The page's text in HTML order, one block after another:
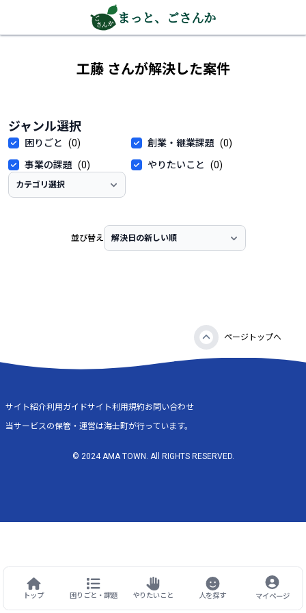
まっと、ごさんか
工藤 さんが解決した案件
ジャンル選択
困りごと (0) 創業・継業課題 (0)
事業の課題 (0) やりたいこと (0)
並び替え
ページトップへ
サイト紹介利用ガイドサイト利用規約お問い合わせ
当サービスの保管・運営は海士町が行っています。
© 2024 AMA TOWN. All RIGHTS RESERVED.
トップ 困りごと・課題 やりたいこと 人を探す マイページ